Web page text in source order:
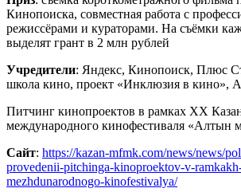
Кинопоиска, совместная работа с
режиссёрами и кураторами. На съёмки
выделят грант в 2 млн рублей
Учредители: Яндекс, Кинопоиск, Плюс
школа кино, проект «Инклюзия в кино»,
Питчинг кинопроектов в рамках XX
международного кинофестиваля «Алтын
Сайт: https://kazan-mfmk.com/news/news/
provedenii-pitchinga-kinoproektov-v-
mezhdunarodnogo-kinofestivalya/